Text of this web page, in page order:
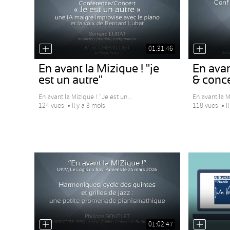
01:31:46
En avant la Mizique ! "je
est un autre"
En avant la Mizique ! "Je est un...
124 vues
Il y a 3 mois
En
&
En avant la
118 vues
01:02:47